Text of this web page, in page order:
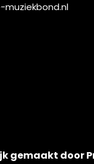
gemaakt door